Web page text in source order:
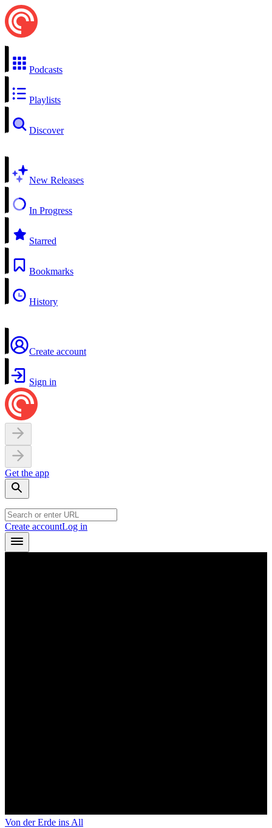
Podcasts
Playlists
Discover
New Releases
In Progress
Starred
Bookmarks
History
Create account
Sign in
Get the app
Create accountLog in
Von der Erde ins All